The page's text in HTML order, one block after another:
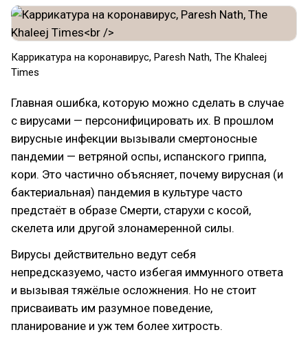
Каррикатура на коронавирус, Paresh Nath, The Khaleej
Times
Главная ошибка, которую можно сделать в случае
с вирусами — персонифицировать их. В прошлом
вирусные инфекции вызывали смертоносные
пандемии — ветряной оспы, испанского гриппа,
кори. Это частично объясняет, почему вирусная (и
бактериальная) пандемия в культуре часто
предстаёт в образе Смерти, старухи с косой,
скелета или другой злонамеренной силы.
Вирусы действительно ведут себя
непредсказуемо, часто избегая иммунного ответа
и вызывая тяжёлые осложнения. Но не стоит
присваивать им разумное поведение,
планирование и уж тем более хитрость.